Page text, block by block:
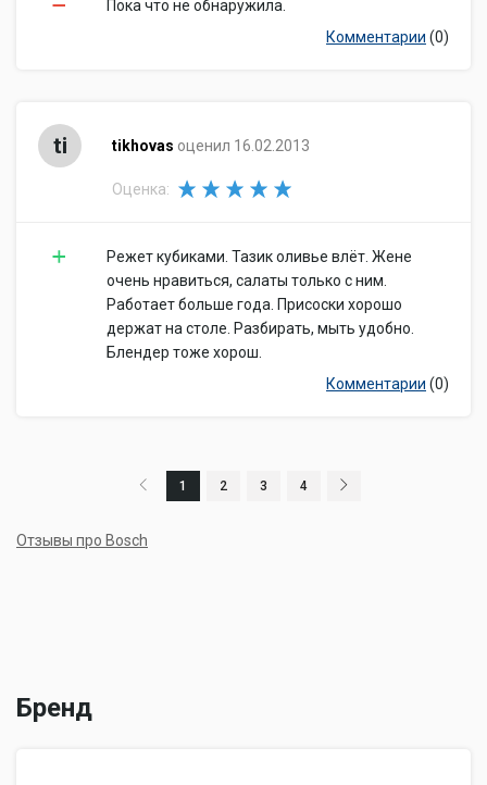
Пока что не обнаружила.
Комментарии (0)
ti tikhovas оценил 16.02.2013
Оценка:
Режет кубиками. Тазик оливье влёт. Жене
очень нравиться, салаты только с ним.
Работает больше года. Присоски хорошо
держат на столе. Разбирать, мыть удобно.
Блендер тоже хорош.
Комментарии (0)
1 2 3 4
Отзывы про Bosch
Бренд